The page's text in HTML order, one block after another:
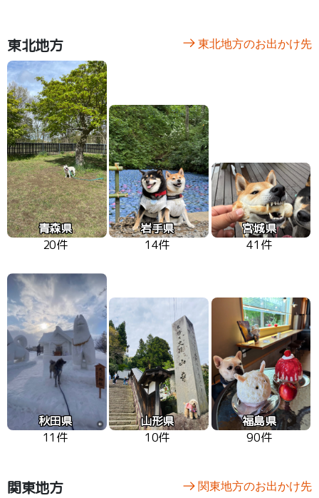
東北地方 東北地方のお出かけ先
青森県
20件
岩手県
14件
宮城県
41件
秋田県
11件
山形県
10件
福島県
90件
関東地方 関東地方のお出かけ先